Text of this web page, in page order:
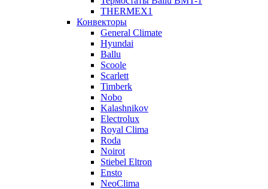
THERMEX1
Конвекторы
General Climate
Hyundai
Ballu
Scoole
Scarlett
Timberk
Nobo
Kalashnikov
Electrolux
Royal Clima
Roda
Noirot
Stiebel Eltron
Ensto
NeoClima